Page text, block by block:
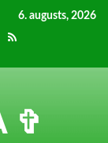
6. augusts, 2026
RSS
✞